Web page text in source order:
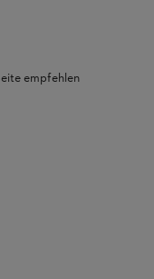
einen Überblick über die
empfehlen